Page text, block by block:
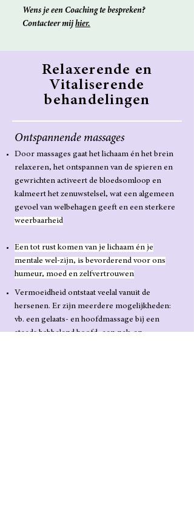
Wens je een Coaching te bespreken?
Contacteer mij hier.
Relaxerende en
Vitaliserende
behandelingen
Ontspannende massages
Door massages gaat het lichaam én het brein
relaxeren, het ontspannen van de spieren en
gewrichten activeert de bloedsomloop en
kalmeert het zenuwstelsel, wat een algemeen
gevoel van welbehagen geeft en een sterkere
weerbaarheid
Een tot rust komen van je lichaam én je
mentale wel-zijn, is bevorderend voor ons
humeur, moed en zelfvertrouwen
Vermoeidheid ontstaat veelal vanuit de
hersenen. Er zijn meerdere mogelijkheden:
vb. een gelaats- en hoofdmassage bij een
steeds babbelend hoofd, een nek-en